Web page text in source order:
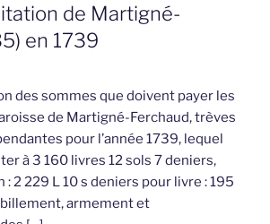
de Martigné-
en 1739
des sommes que doivent payer les
de Martigné-Ferchaud, trèves
pour l’année 1739, lequel
à 3 160 livres 12 sols 7 deniers,
: 2 229 L 10 s deniers pour livre : 195
armement et